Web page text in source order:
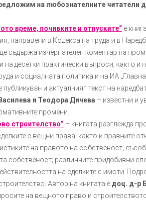
на любознателните читатели
време, почивките и отпуските” е
направени в Кодекса на труда и в
съдържа изчерпателен коментар на
на десетки практически въпроси, както
и социалната политика и на ИА
публикуван и актуалният текст на
и Теодора Дичева – известни и
промени.
строителство” – книгата разглежда
с вещни права, както и правните
на правото на собственост,
собственост; различните придобивни
на сделките с имоти.
Автор на книгата е доц. д-р
на вещното право и